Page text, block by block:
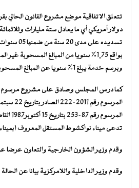
تتعلق الاتفاقية موضع مشروع القانون الحالي
دولار أمريكي أي ما يعادل ستة مليارات
تسديده على
بواقع 1,75% سنويا من المبالغ المسحوبة
وبرسم خدمة يبلغ 1% سنويا عن المبالغ المسحوبة من القرض وغير المسددة.
كما درس المجلس وصادق على مشروع مرسوم
تدعى ميناء نواكشوط المستقل المعروف
وقدم وزير الشؤون الخارجية والتعاون عرضا
وقدم وزير الداخلية واللامركزية بيانا عن